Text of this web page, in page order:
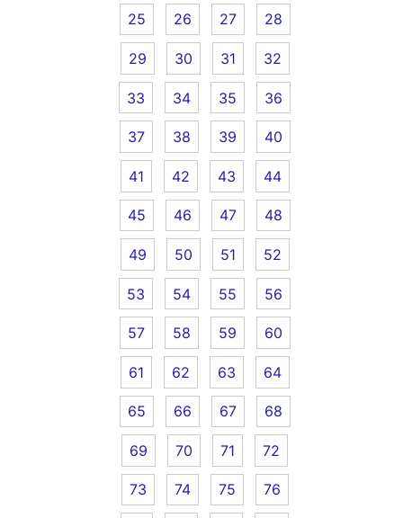
25 26 27 28
29 30 31 32
33 34 35 36
37 38 39 40
41 42 43 44
45 46 47 48
49 50 51 52
53 54 55 56
57 58 59 60
61 62 63 64
65 66 67 68
69 70 71 72
73 74 75 76